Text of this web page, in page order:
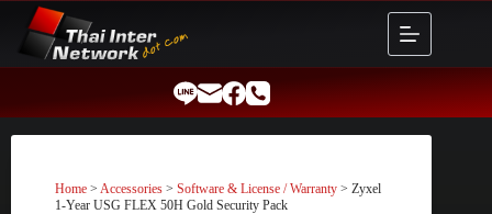
content
Home > Accessories > Software & License / Warranty > Zyxel
1-Year USG FLEX 50H Gold Security Pack